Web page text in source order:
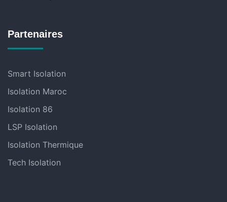
Partenaires
Smart Isolation
Isolation Maroc
Isolation 86
LSP Isolation
Isolation Thermique
Tech Isolation